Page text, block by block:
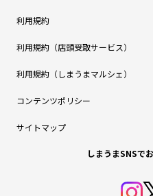
利用規約
利用規約（店頭受取サービス）
利用規約（しまうまマルシェ）
コンテンツポリシー
サイトマップ
しまうまSNSで